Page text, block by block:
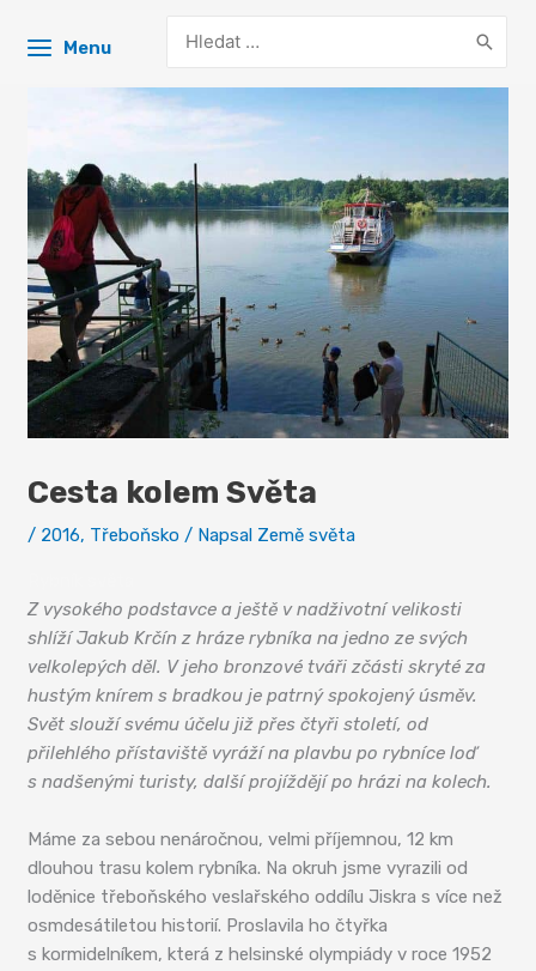
Menu
for:
Cesta kolem Světa
/ 2016, Třeboňsko / Napsal Země světa
Z vysokého podstavce a ještě v nadživotní velikosti
shlíží Jakub Krčín z hráze rybníka na jedno ze svých
velkolepých děl. V jeho bronzové tváři zčásti skryté za
hustým knírem s bradkou je patrný spokojený úsměv.
Svět slouží svému účelu již přes čtyři století, od
přilehlého přístaviště vyráží na plavbu po rybníce loď
s nadšenými turisty, další projíždějí po hrázi na kolech.
Máme za sebou nenáročnou, velmi příjemnou, 12 km
dlouhou trasu kolem rybníka. Na okruh jsme vyrazili od
loděnice třeboňského veslařského oddílu Jiskra s více než
osmdesátiletou historií. Proslavila ho čtyřka
s kormidelníkem, která z helsinské olympiády v roce 1952